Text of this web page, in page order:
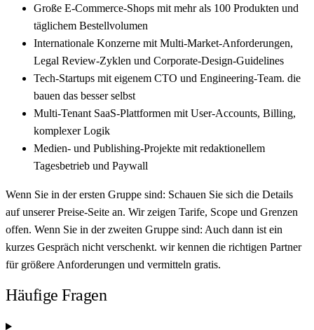
Große E-Commerce-Shops mit mehr als 100 Produkten und
täglichem Bestellvolumen
Internationale Konzerne mit Multi-Market-Anforderungen,
Legal Review-Zyklen und Corporate-Design-Guidelines
Tech-Startups mit eigenem CTO und Engineering-Team. die
bauen das besser selbst
Multi-Tenant SaaS-Plattformen mit User-Accounts, Billing,
komplexer Logik
Medien- und Publishing-Projekte mit redaktionellem
Tagesbetrieb und Paywall
Wenn Sie in der ersten Gruppe sind: Schauen Sie sich die Details
auf unserer Preise-Seite an. Wir zeigen Tarife, Scope und Grenzen
offen. Wenn Sie in der zweiten Gruppe sind: Auch dann ist ein
kurzes Gespräch nicht verschenkt. wir kennen die richtigen Partner
für größere Anforderungen und vermitteln gratis.
Häufige Fragen